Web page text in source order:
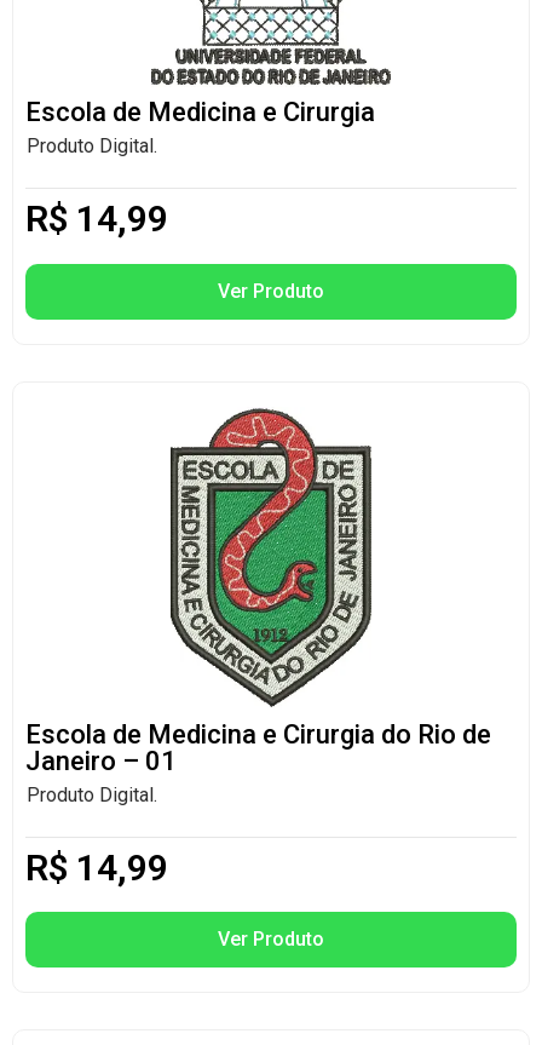
Escola de Medicina e Cirurgia
Produto Digital.
R$ 14,99
Ver Produto
Escola de Medicina e Cirurgia do Rio de
Janeiro – 01
Produto Digital.
R$ 14,99
Ver Produto